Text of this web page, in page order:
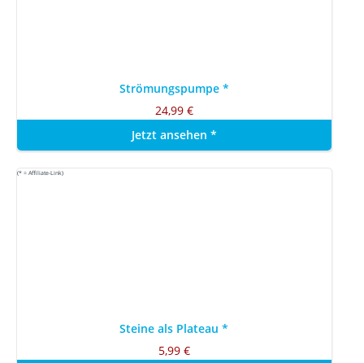
Strömungspumpe *
24,99 €
Jetzt ansehen *
(* = Affiliate-Link)
Steine als Plateau*
5,99 €